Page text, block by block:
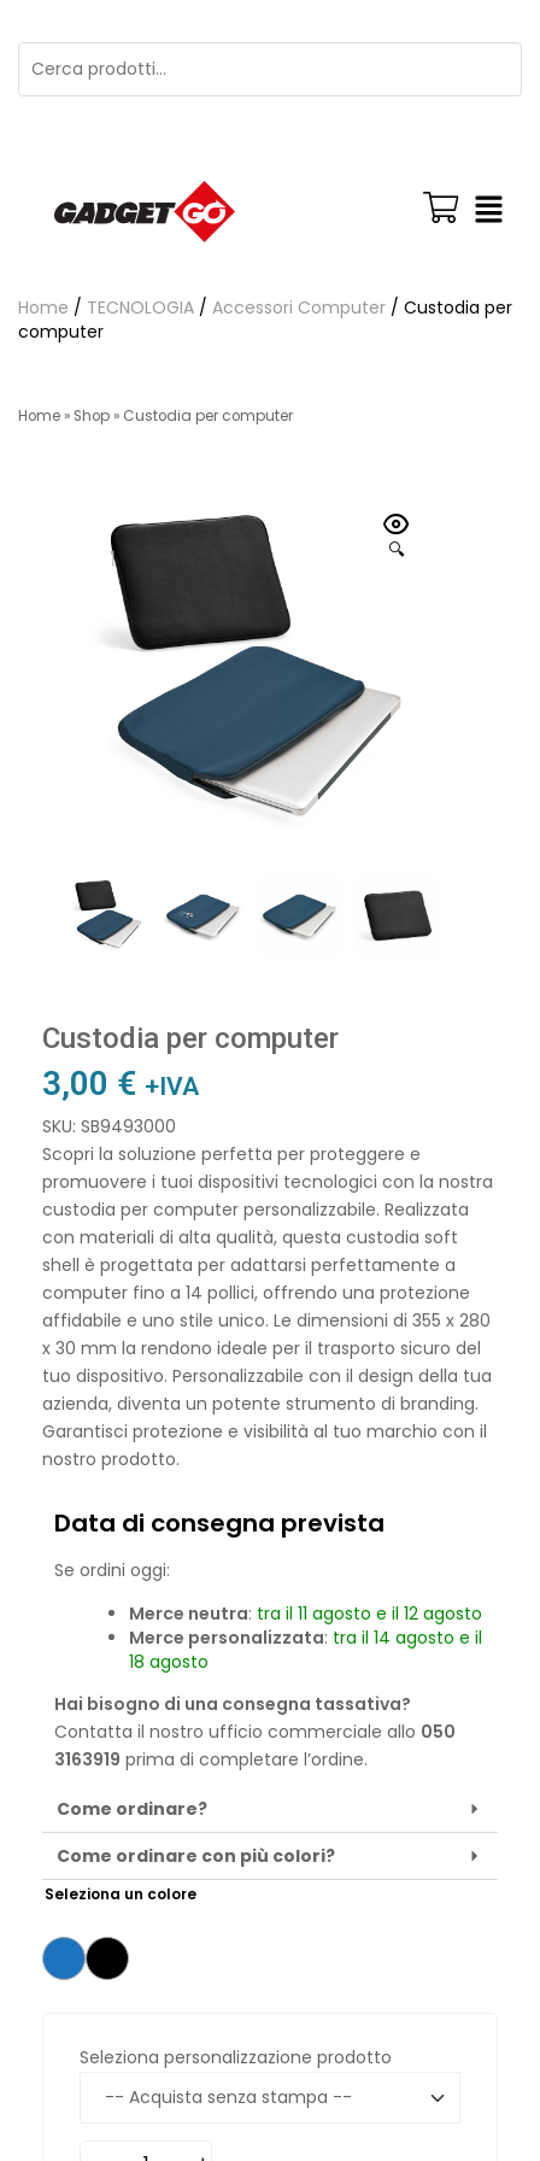
Home / TECNOLOGIA / Accessori Computer / Custodia per
computer
Home » Shop » Custodia per computer
🔍
Custodia per computer
3,00 € +IVA
SKU: SB9493000
Scopri la soluzione perfetta per proteggere e
promuovere i tuoi dispositivi tecnologici con la nostra
custodia per computer personalizzabile. Realizzata
con materiali di alta qualità, questa custodia soft
shell è progettata per adattarsi perfettamente a
computer fino a 14 pollici, offrendo una protezione
affidabile e uno stile unico. Le dimensioni di 355 x 280
x 30 mm la rendono ideale per il trasporto sicuro del
tuo dispositivo. Personalizzabile con il design della tua
azienda, diventa un potente strumento di branding.
Garantisci protezione e visibilità al tuo marchio con il
nostro prodotto.
Data di consegna prevista
Se ordini oggi:
Merce neutra: tra il 11 agosto e il 12 agosto
Merce personalizzata: tra il 14 agosto e il
18 agosto
Hai bisogno di una consegna tassativa?
Contatta il nostro ufficio commerciale allo 050
3163919 prima di completare l’ordine.
Come ordinare?
Come ordinare con più colori?
Seleziona un colore
Seleziona personalizzazione prodotto